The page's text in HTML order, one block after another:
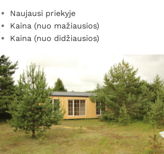
Naujausi priekyje
Kaina (nuo mažiausios)
Kaina (nuo didžiausios)